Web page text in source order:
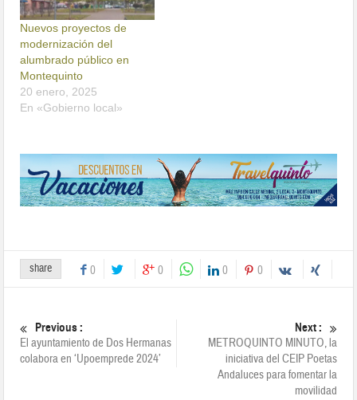
Nuevos proyectos de
modernización del
alumbrado público en
Montequinto
20 enero, 2025
En «Gobierno local»
share 0 0 0 0
Previous :
El ayuntamiento de Dos Hermanas
colabora en ‘Upoemprede 2024’
Next :
METROQUINTO MINUTO, la
iniciativa del CEIP Poetas
Andaluces para fomentar la
movilidad